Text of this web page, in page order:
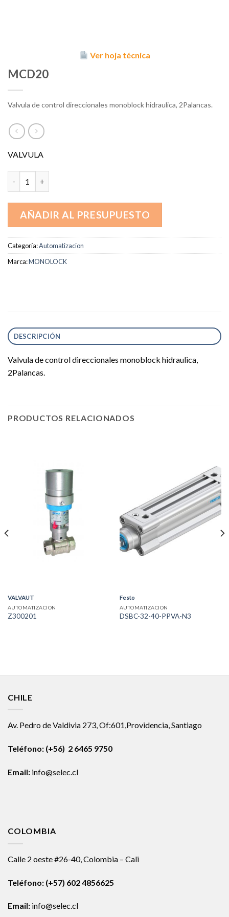
Ver hoja técnica
MCD20
Valvula de control direccionales monoblock hidraulica, 2Palancas.
VALVULA
AÑADIR AL PRESUPUESTO
Categoría:Automatizacion
Marca:MONOLOCK
DESCRIPCIÓN
Valvula de control direccionales monoblock hidraulica,
2Palancas.
PRODUCTOS RELACIONADOS
VALVAUT
AUTOMATIZACION
Z300201
Festo
AUTOMATIZACION
DSBC-32-40-PPVA-N3
CHILE
Av. Pedro de Valdivia 273, Of:601,Providencia, Santiago
Teléfono: (+56) 2 6465 9750
Email: info@selec.cl
COLOMBIA
Calle 2 oeste #26-40, Colombia – Cali
Teléfono: (+57) 602 4856625
Email: info@selec.cl